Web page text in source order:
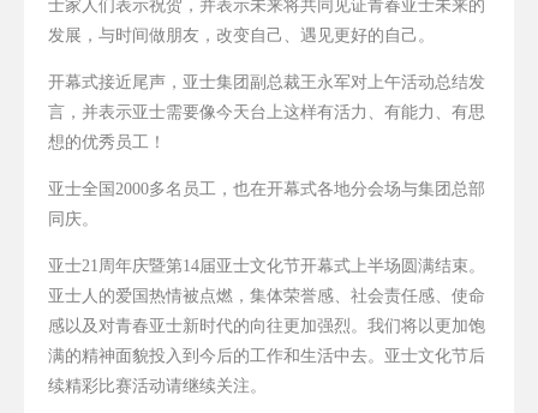
士家人们表示祝贺，并表示未来将共同见证青春亚士未来的
发展，与时间做朋友，改变自己、遇见更好的自己。
开幕式接近尾声，亚士集团副总裁王永军对上午活动总结发
言，并表示亚士需要像今天台上这样有活力、有能力、有思
想的优秀员工！
亚士全国2000多名员工，也在开幕式各地分会场与集团总部
同庆。
亚士21周年庆暨第14届亚士文化节开幕式上半场圆满结束。
亚士人的爱国热情被点燃，集体荣誉感、社会责任感、使命
感以及对青春亚士新时代的向往更加强烈。我们将以更加饱
满的精神面貌投入到今后的工作和生活中去。亚士文化节后
续精彩比赛活动请继续关注。